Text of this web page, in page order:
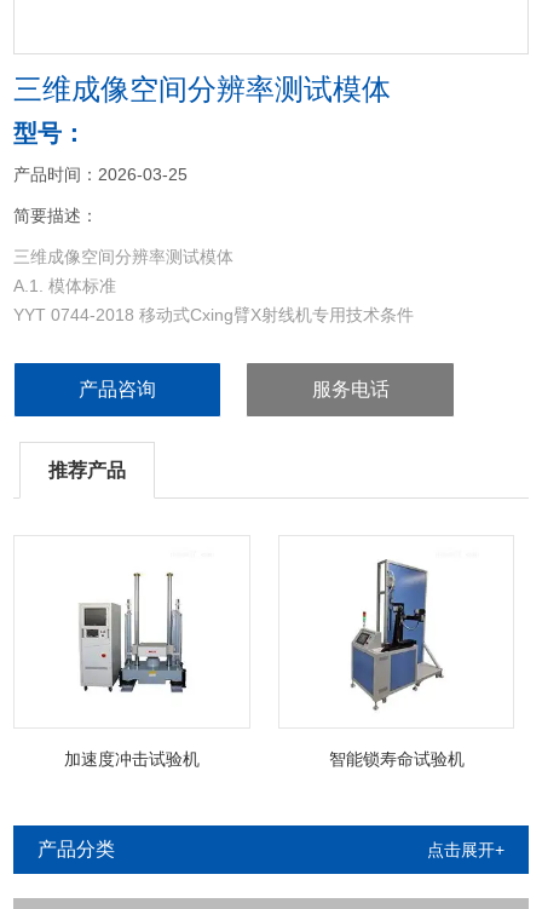
三维成像空间分辨率测试模体
型号：
产品时间：2026-03-25
简要描述：
三维成像空间分辨率测试模体
A.1. 模体标准
YYT 0744-2018 移动式Cxing臂X射线机专用技术条件
产品咨询 服务电话
推荐产品
加速度冲击试验机 智能锁寿命试验机
产品分类 点击展开+